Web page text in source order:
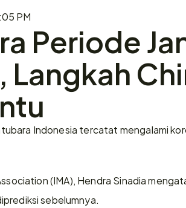
PMPeriode
Langkah
Indonesia tercatat mengalami
(IMA), Hendra Sinadia
sebelumnya.